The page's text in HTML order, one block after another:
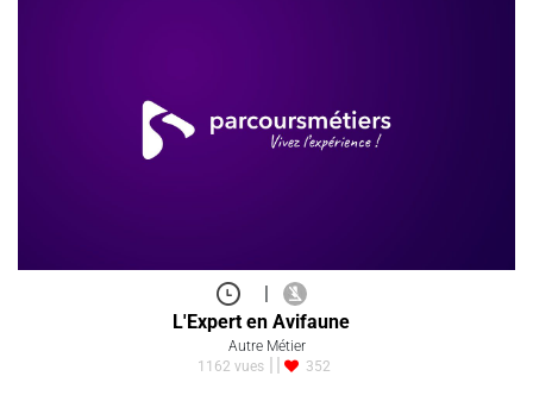
|
L'Expert en Avifaune
Autre Métier
1162 vues
352